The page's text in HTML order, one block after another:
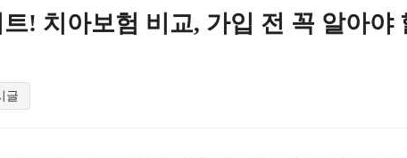
! 치아보험 비교, 가입 전 꼭 알아야
글